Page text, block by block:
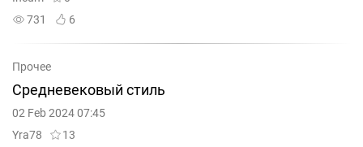
731
6
Прочее
Средневековый стиль
02 Feb 2024 07:45
Yra78
13